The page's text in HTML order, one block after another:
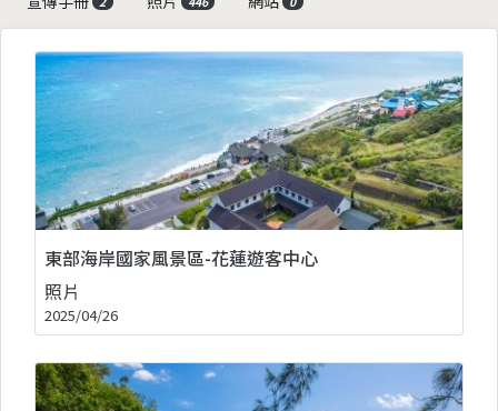
東部海岸國家風景區-花蓮遊客中心
照片
2025/04/26